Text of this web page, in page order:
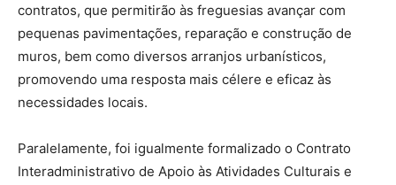
contratos, que permitirão às freguesias avançar com
pequenas pavimentações, reparação e construção de
muros, bem como diversos arranjos urbanísticos,
promovendo uma resposta mais célere e eficaz às
necessidades locais.
Paralelamente, foi igualmente formalizado o Contrato
Interadministrativo de Apoio às Atividades Culturais e